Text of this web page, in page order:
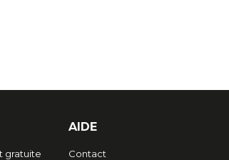
gratuite
AIDE
Contact